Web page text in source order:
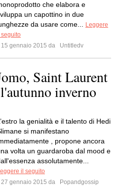
che elabora e
un capottino in due
da usare come...
Leggere
Il 15 gennaio 2015 da
Untitledv
Saint Laurent
inverno
la genialità e il talento di Hedi
si manifestano
, propone ancora
volta un guardaroba dal mood e
assolutamente...
il seguito
Il 27 gennaio 2015 da
Popandgossip